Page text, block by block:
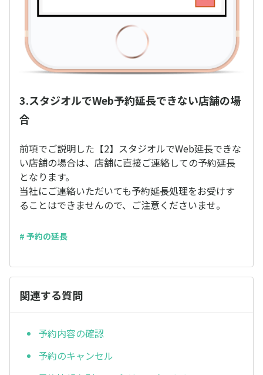
3.スタジオルでWeb予約延長できない店舗の場
合
前項でご説明した【2】スタジオルでWeb延長できな
い店舗の場合は、店舗に直接ご連絡しての予約延長
となります。
当社にご連絡いただいても予約延長処理をお受けす
ることはできませんので、ご注意くださいませ。
# 予約の延長
関連する質問
予約内容の確認
予約のキャンセル